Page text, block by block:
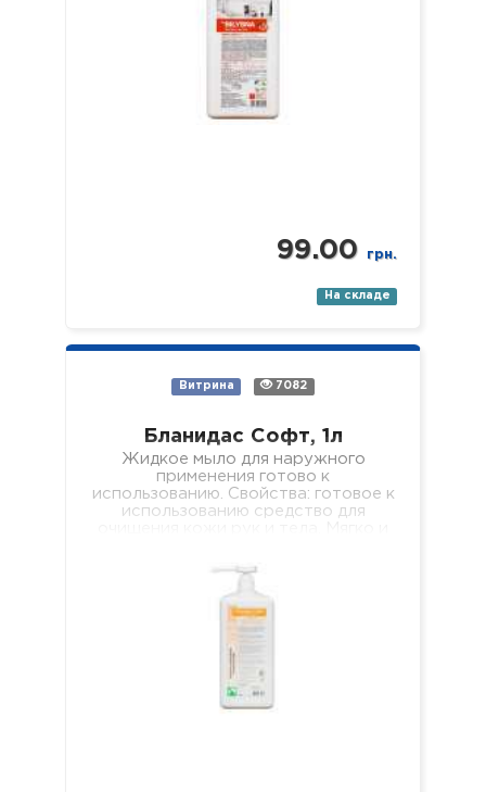
разводов…
99.00 грн.
На складе
Витрина 7082
Бланидас Софт, 1л
Жидкое мыло для наружного
применения готово к
использованию. Свойства: готовое к
использованию средство для